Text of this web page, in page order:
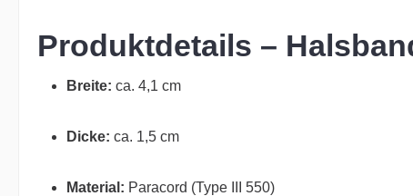
Produktdetails –
Breite: ca. 4,1 cm
Dicke: ca. 1,5 cm
Material: Paracord (Type III 550)